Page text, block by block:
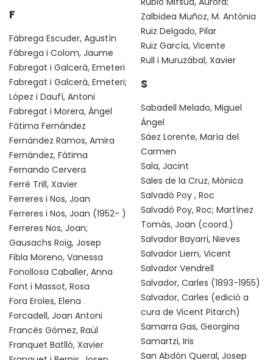
F
Fábrega Escuder, Agustín
Fàbrega i Colom, Jaume
Fabregat i Galcerà, Emeteri
Fabregat i Galcerà, Emeteri;
López i Daufí, Antoni
Fabregat i Morera, Àngel
Fátima Fernández
Fernández Ramos, Amira
Fernández, Fátima
Fernando Cervera
Ferré Trill, Xavier
Ferreres i Nos, Joan
Ferreres i Nos, Joan (1952- )
Ferreres Nos, Joan;
Gausachs Roig, Josep
Fibla Moreno, Vanessa
Fonollosa Caballer, Anna
Font i Massot, Rosa
Fora Eroles, Elena
Forcadell, Joan Antoni
Francés Gómez, Raül
Franquet Batlló, Xavier
Zalbidea Muñoz, M. Antònia
Ruiz Delgado, Pilar
Ruiz García, Vicente
Rull i Muruzábal, Xavier
S
Sabadell Melado, Miguel
Ángel
Sáez Lorente, María del
Carmen
Sala, Jacint
Sales de la Cruz, Mònica
Salvadó Poy , Roc
Salvadó Poy, Roc; Martínez
Tomàs, Joan (coord.)
Salvador Bayarri, Nieves
Salvador Liern, Vicent
Salvador Vendrell
Salvador, Carles (1893-1955)
Salvador, Carles (edició a
cura de Vicent Pitarch)
Samarra Gas, Georgina
Samartzi, Iris
San Abdón Queral, Josep